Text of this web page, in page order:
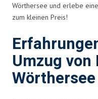
Wörthersee und erlebe
zum kleinen Preis!
Umzug